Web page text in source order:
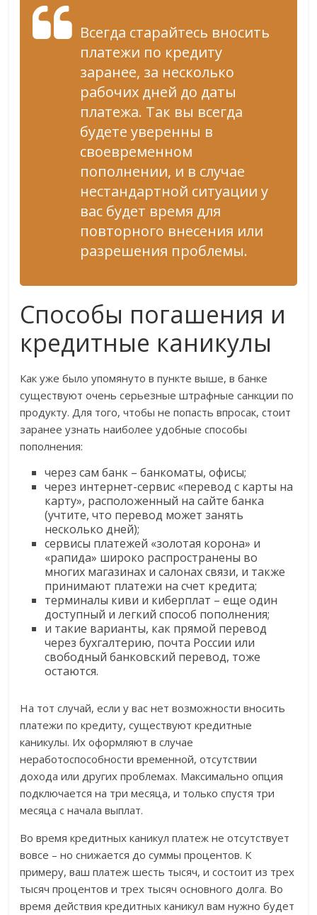
Всегда старайтесь вносить
платежи по кредиту
заранее, за несколько
рабочих дней до даты
платежа. Так вы всегда
будете уверенны в
своевременном
пополнении, и в случае
нестандартной ситуации у
вас будет время для
повторного внесения или
разрешения проблемы.
Способы погашения и
кредитные каникулы
Как уже было упомянуто в пункте выше, в банке
существуют очень серьезные штрафные санкции по
продукту. Для того, чтобы не попасть впросак, стоит
заранее узнать наиболее удобные способы
пополнения:
через сам банк – банкоматы, офисы;
через интернет-сервис «перевод с карты на
карту», расположенный на сайте банка
(учтите, что перевод может занять
несколько дней);
сервисы платежей «золотая корона» и
«рапида» широко распространены во
многих магазинах и салонах связи, и также
принимают платежи на счет кредита;
терминалы киви и киберплат – еще один
доступный и легкий способ пополнения;
и такие варианты, как прямой перевод
через бухгалтерию, почта России или
свободный банковский перевод, тоже
остаются.
На тот случай, если у вас нет возможности вносить
платежи по кредиту, существуют кредитные
каникулы. Их оформляют в случае
неработоспособности временной, отсутствии
дохода или других проблемах. Максимально опция
подключается на три месяца, и только спустя три
месяца с начала выплат.
Во время кредитных каникул платеж не отсутствует
вовсе – но снижается до суммы процентов. К
примеру, ваш платеж шесть тысяч, и состоит из трех
тысяч процентов и трех тысяч основного долга. Во
время действия кредитных каникул вам нужно будет